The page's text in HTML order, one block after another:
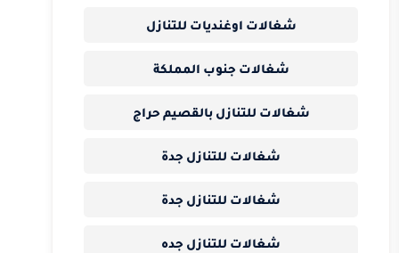
شغالات اوغنديات للتنازل
شغالات جنوب المملكة
شغالات للتنازل بالقصيم حراج
شغالات للتنازل جدة
شغالات للتنازل جدة
شغالات للتنازل جده